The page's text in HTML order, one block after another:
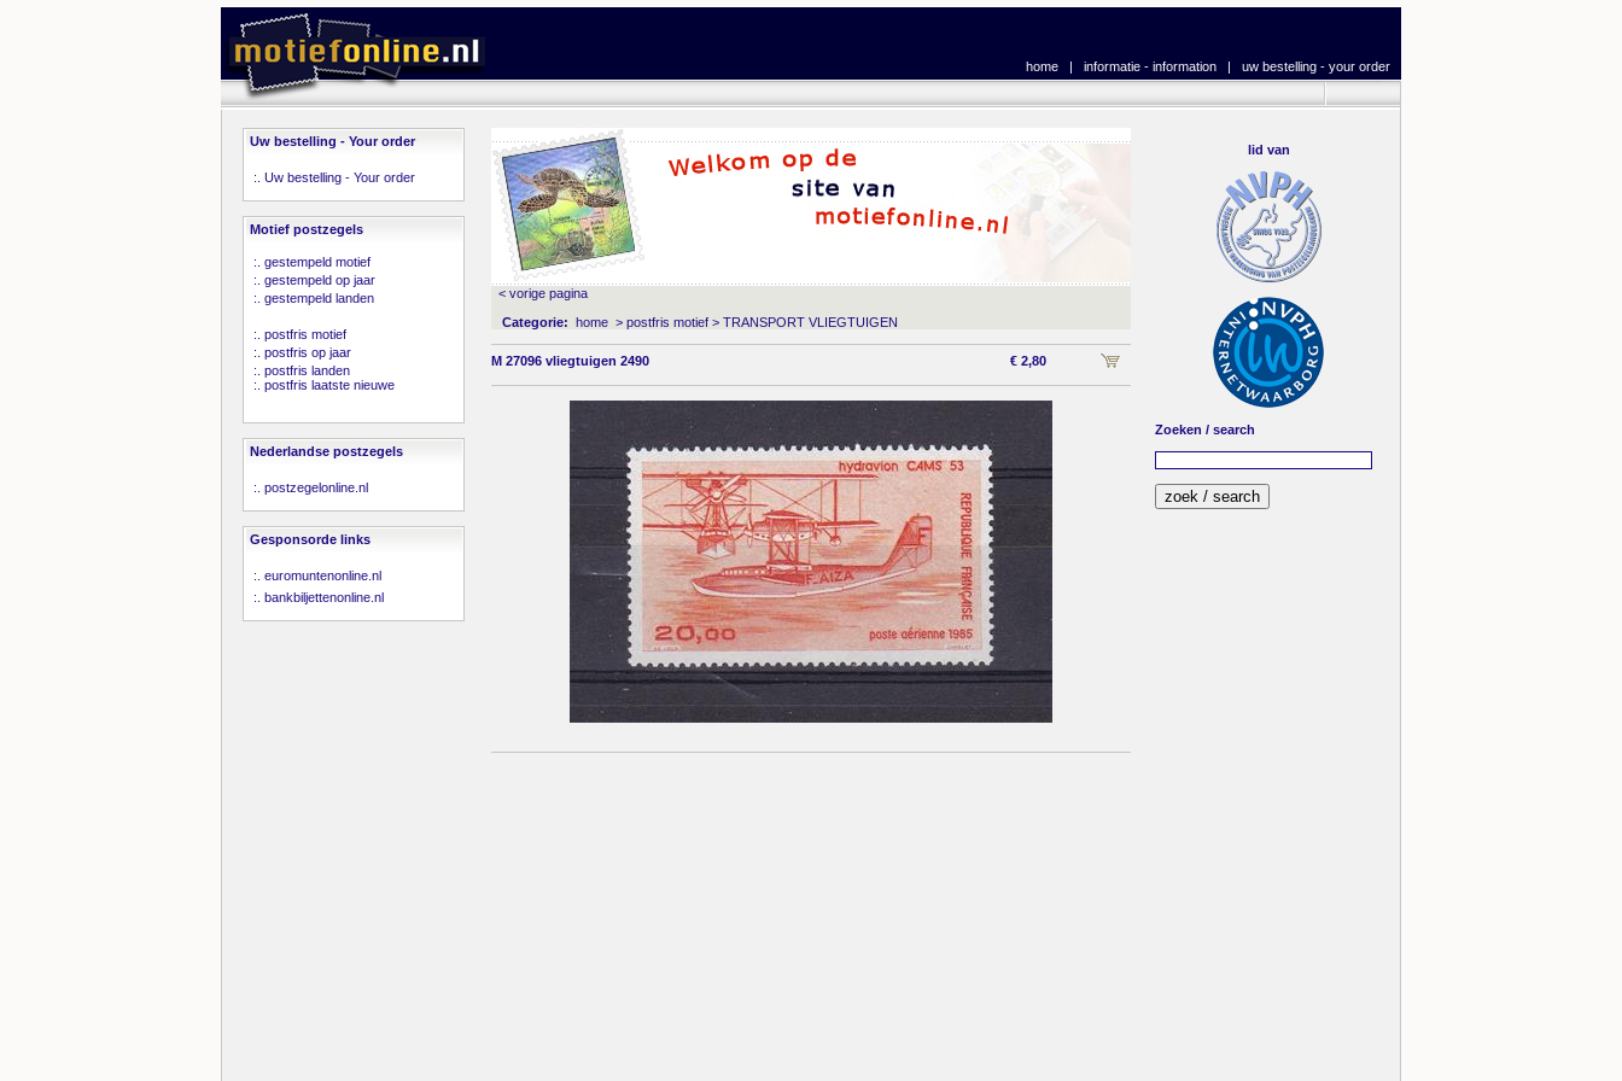
home | informatie - information | uw bestelling - your order
Uw bestelling - Your order
:. Uw bestelling - Your order
Motief postzegels
:. gestempeld motief
:. gestempeld op jaar
:. gestempeld landen
:. postfris motief
:. postfris op jaar
:. postfris landen
:. postfris laatste nieuwe
Nederlandse postzegels
:. postzegelonline.nl
Gesponsorde links
:. euromuntenonline.nl
:. bankbiljettenonline.nl
< vorige pagina
Categorie: home > postfris motief > TRANSPORT VLIEGTUIGEN
M 27096 vliegtuigen 2490 € 2,80
lid van
Zoeken / search